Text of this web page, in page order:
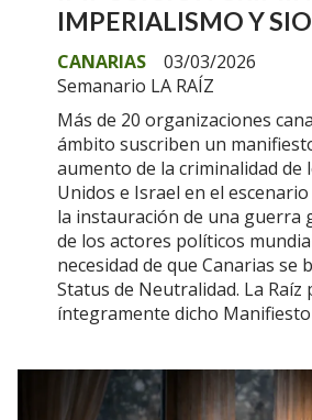
IMPERIALISMO Y
Semanario LA RAÍZ
CANARIAS 03/03/2026
Más de 20 organizaciones
ámbito suscriben un
aumento de la criminalidad de
Unidos e Israel en el
la instauración de una guerra
de los actores políticos
necesidad de que Canarias se
Status de Neutralidad. La Raíz
íntegramente dicho Manifiesto